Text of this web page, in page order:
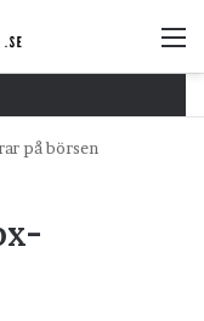
på börsen